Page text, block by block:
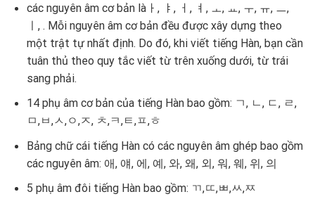
các nguyên âm cơ bản làㅏ, ㅑ, ㅓ, ㅕ, ㅗ, ㅛ, ㅜ, ㅠ, ㅡ,
ㅣ, . Mỗi nguyên âm cơ bản đều được xây dựng theo
một trật tự nhất định. Do đó, khi viết tiếng Hàn, bạn cần
tuân thủ theo quy tắc viết từ trên xuống dưới, từ trái
sang phải.
14 phụ âm cơ bản của tiếng Hàn bao gồm: ㄱ, ㄴ, ㄷ, ㄹ,
ㅁ,ㅂ,ㅅ,ㅇ,ㅈ, ㅊ,ㅋ,ㅌ,ㅍ,ㅎ
Bảng chữ cái tiếng Hàn có các nguyên âm ghép bao gồm
các nguyên âm: 애, 얘, 에, 예, 와, 왜, 외, 워, 웨, 위, 의
5 phụ âm đôi tiếng Hàn bao gồm: ㄲ,ㄸ,ㅃ,ㅆ,ㅉ